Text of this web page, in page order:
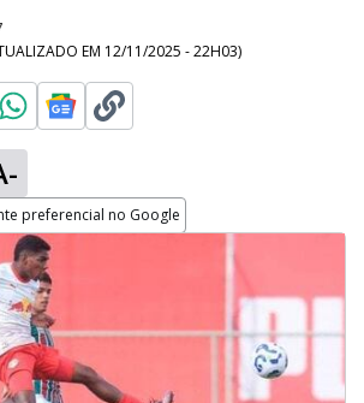
EM 12/11/2025 - 22H03)
preferencial no Google